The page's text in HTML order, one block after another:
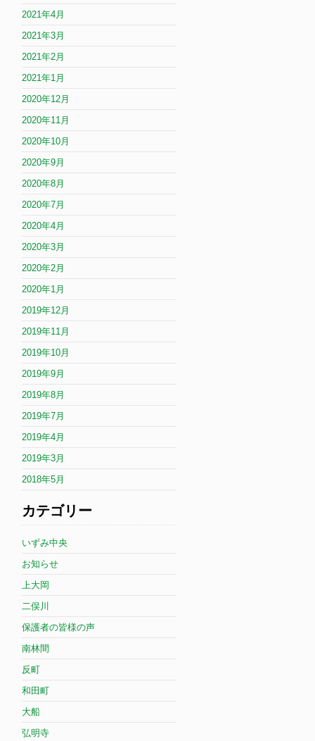
2021年4月
2021年3月
2021年2月
2021年1月
2020年12月
2020年11月
2020年10月
2020年9月
2020年8月
2020年7月
2020年4月
2020年3月
2020年2月
2020年1月
2019年12月
2019年11月
2019年10月
2019年9月
2019年8月
2019年7月
2019年4月
2019年3月
2018年5月
カテゴリー
いずみ中央
お知らせ
上大岡
二俣川
保護者の皆様の声
南林間
反町
和田町
大船
弘明寺